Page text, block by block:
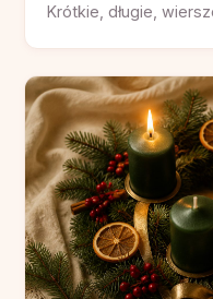
Krótkie, długie,